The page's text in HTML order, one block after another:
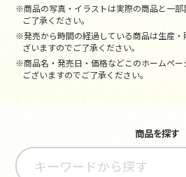
※商品の写真・イラストは実際の商品と一
ご了承ください。
※発売から時間の経過している商品は生産
ざいますのでご了承ください。
※商品名・発売日・価格などこのホームペ
ございますのでご了承ください。
商品を探す